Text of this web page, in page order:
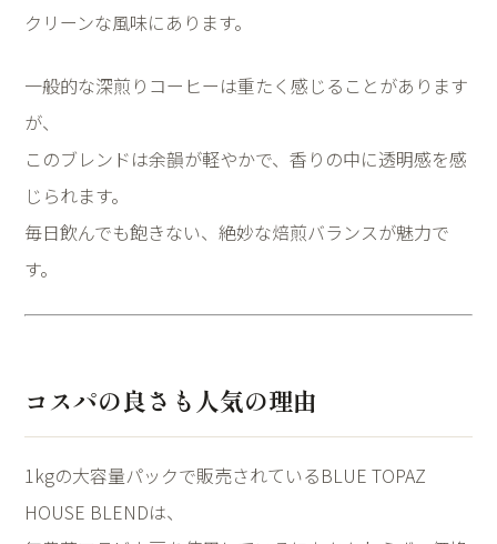
クリーンな風味にあります。
一般的な深煎りコーヒーは重たく感じることがあります
が、
このブレンドは余韻が軽やかで、香りの中に透明感を感
じられます。
毎日飲んでも飽きない、絶妙な焙煎バランスが魅力で
す。
コスパの良さも人気の理由
1kgの大容量パックで販売されているBLUE TOPAZ
HOUSE BLENDは、